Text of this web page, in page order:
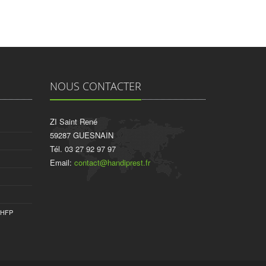
NOUS CONTACTER
ZI Saint René
59287 GUESNAIN
Tél. 03 27 92 97 97
Email: contact@handiprest.fr